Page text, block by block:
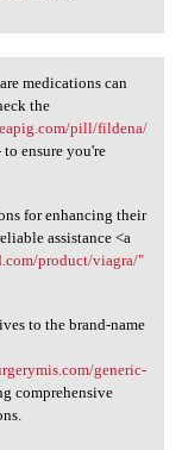
medications can
the
pill/fildena/
ensure you're
for enhancing their
assistance <a
product/viagra/"
to the brand-name
generic-
comprehensive